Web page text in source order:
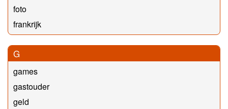
foto
frankrijk
G
games
gastouder
geld